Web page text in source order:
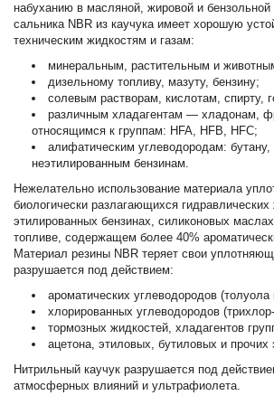
набуханию в масляной, жировой и
сальника NBR из каучука имеет хорошую
техническим жидкостям и газам:
минеральным, растительным и
дизельному топливу, мазуту, бензину;
солевым растворам, кислотам, спирту,
различным хладагентам — хладонам,
относящимся к группам: HFA, HFB, HFC;
алифатическим углеводородам: бутану,
неэтилированным бензинам.
Нежелательно использование материала
биологически разлагающихся гидравлических
этилированных бензинах, силиконовых
топливе, содержащем более 40%
Материал резины NBR теряет свои
разрушается под действием:
ароматических углеводородов (толуола
хлорированных углеводородов
тормозных жидкостей, хладагентов
ацетона, этиловых, бутиловых и прочих
Нитрильный каучук разрушается под
атмосферных влияний и ультрафиолета.